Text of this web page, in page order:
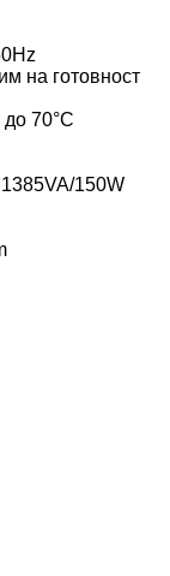
на готовност
70°C
150W